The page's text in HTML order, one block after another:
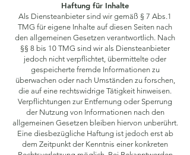
Haftung für Inhalte
Als Diensteanbieter sind wir gemäß § 7 Abs.1
TMG für eigene Inhalte auf diesen Seiten nach
den allgemeinen Gesetzen verantwortlich. Nach
§§ 8 bis 10 TMG sind wir als Diensteanbieter
jedoch nicht verpflichtet, übermittelte oder
gespeicherte fremde Informationen zu
überwachen oder nach Umständen zu forschen,
die auf eine rechtswidrige Tätigkeit hinweisen.
Verpflichtungen zur Entfernung oder Sperrung
der Nutzung von Informationen nach den
allgemeinen Gesetzen bleiben hiervon unberührt.
Eine diesbezügliche Haftung ist jedoch erst ab
dem Zeitpunkt der Kenntnis einer konkreten